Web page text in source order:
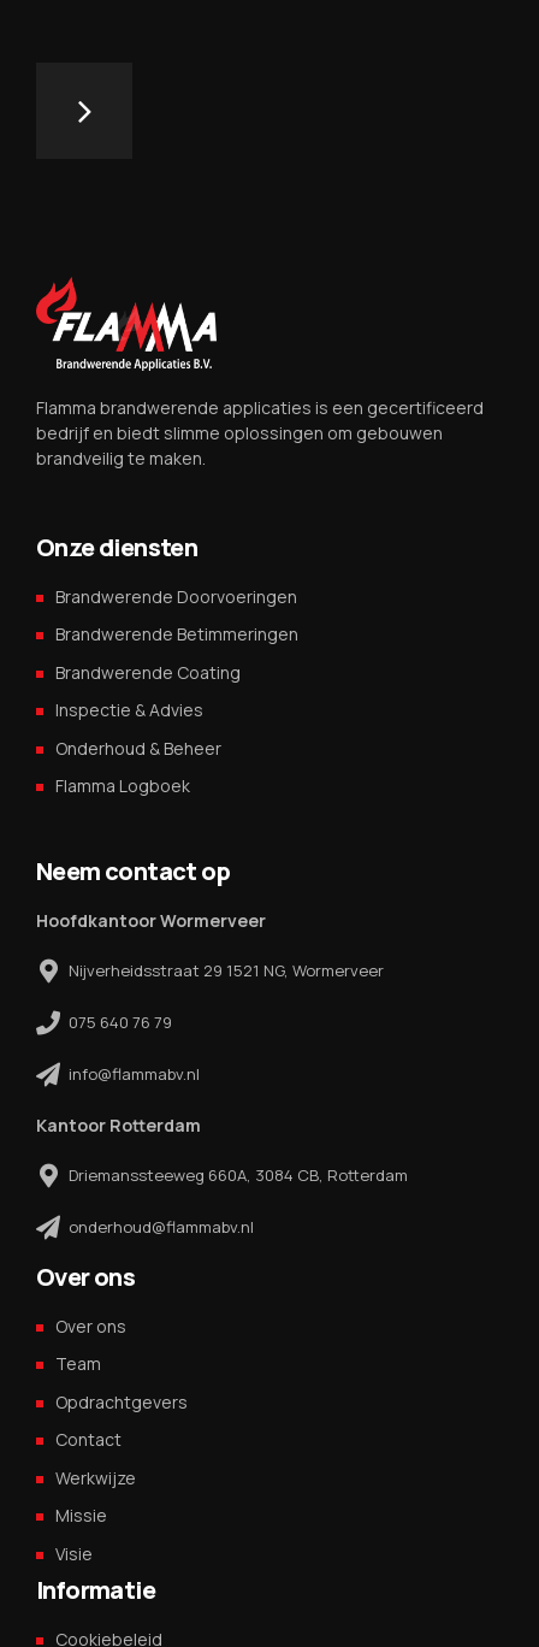
Flamma brandwerende applicaties is een gecertificeerd
bedrijf en biedt slimme oplossingen om gebouwen
brandveilig te maken.
Onze diensten
Brandwerende Doorvoeringen
Brandwerende Betimmeringen
Brandwerende Coating
Inspectie & Advies
Onderhoud & Beheer
Flamma Logboek
Neem contact op
Hoofdkantoor Wormerveer
Nijverheidsstraat 29 1521 NG, Wormerveer
075 640 76 79
info@flammabv.nl
Kantoor Rotterdam
Driemanssteeweg 660A, 3084 CB, Rotterdam
onderhoud@flammabv.nl
Over ons
Over ons
Team
Opdrachtgevers
Contact
Werkwijze
Missie
Visie
Informatie
Cookiebeleid